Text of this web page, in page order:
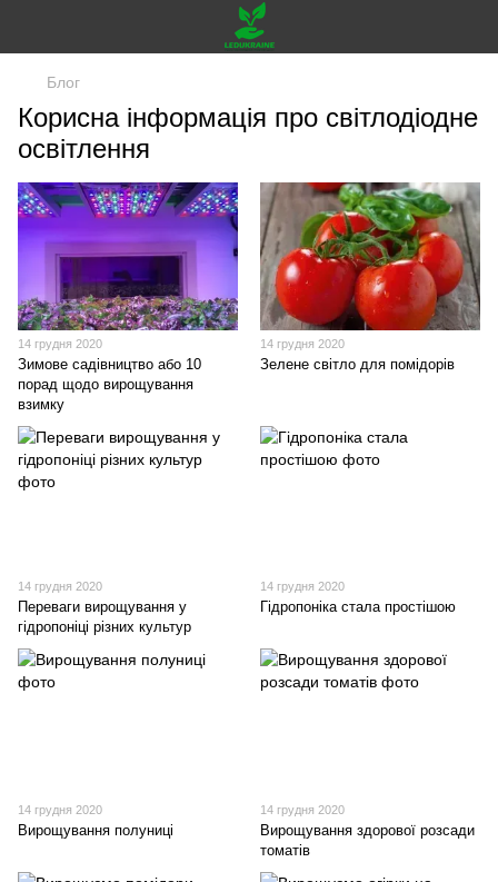
Блог
Корисна інформація про світлодіодне
освітлення
14 грудня 2020
Зимове садівництво або 10
порад щодо вирощування
взимку
14 грудня 2020
Зелене світло для помідорів
14 грудня 2020
Переваги вирощування у
гідропоніці різних культур
14 грудня 2020
Гідропоніка стала простішою
14 грудня 2020
Вирощування полуниці
14 грудня 2020
Вирощування здорової розсади
томатів